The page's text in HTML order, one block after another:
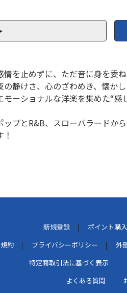
情を止めずに、ただ音に身を委ね
の静けさ、心のざわめき、懐かし
モーショナルな洋楽を集めた“感
ップとR&B、スローバラードか
！
新規登録 ポイント購入
約
プライバシーポリシー
外
特定商取引法に基づく表示
よくある質問